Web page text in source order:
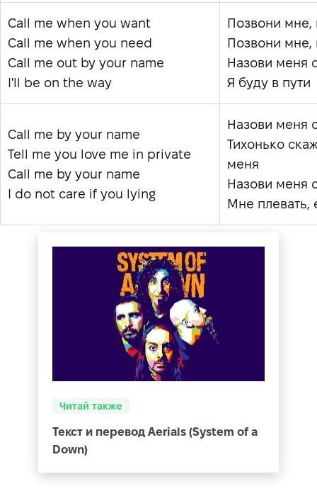
Call me when you want
Call me when you need
Call me out by your name
I'll be on the way
Позвони мне,
Позвони мне,
Назови меня
Я буду в пути
Call me by your name
Tell me you love me in private
Call me by your name
I do not care if you lying
Назови меня
Тихонько
меня
Назови меня
Мне плевать,
Читай также
Текст и перевод Aerials (System of a
Down)